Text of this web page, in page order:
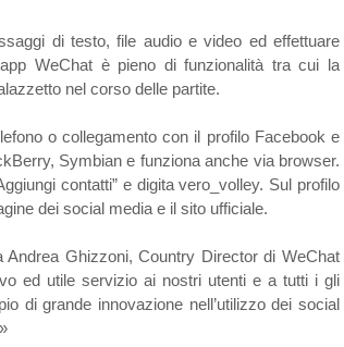
di testo, file audio e video ed effettuare
WeChat è pieno di funzionalità tra cui la
nel corso delle partite.
o collegamento con il profilo Facebook e
Symbian e funziona anche via browser.
contatti” e digita vero_volley. Sul profilo
dei social media e il sito ufficiale.
Ghizzoni, Country Director di WeChat
ed utile servizio ai nostri utenti e a tutti i gli
di grande innovazione nell’utilizzo dei social